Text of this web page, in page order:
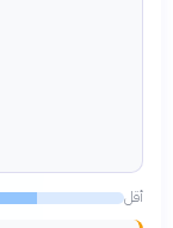
أقل